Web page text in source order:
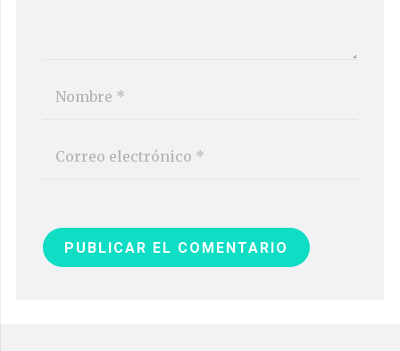
PUBLICAR EL COMENTARIO